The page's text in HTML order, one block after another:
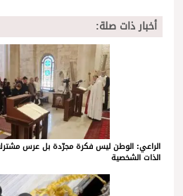
أخبار ذات صلة:
الراعي: الوطن ليس فكرة مجرّدة بل عرس مشترك
الذات الشخصية